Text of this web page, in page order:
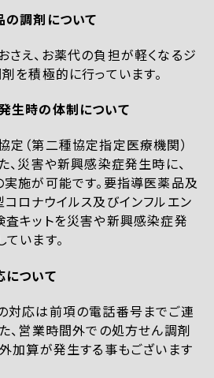
調剤について
え、お薬代の負担が軽くなるジ
を積極的に行っています。
生時の体制について
（第二種協定指定医療機関）
、災害や新興感染症発生時に、
施が可能です。要指導医薬品及
ロナウイルス及びインフルエン
キットを災害や新興感染症発
います。
ついて
対応は前項の電話番号までご連
、営業時間外での処方せん調剤
加算が発生する事もございます